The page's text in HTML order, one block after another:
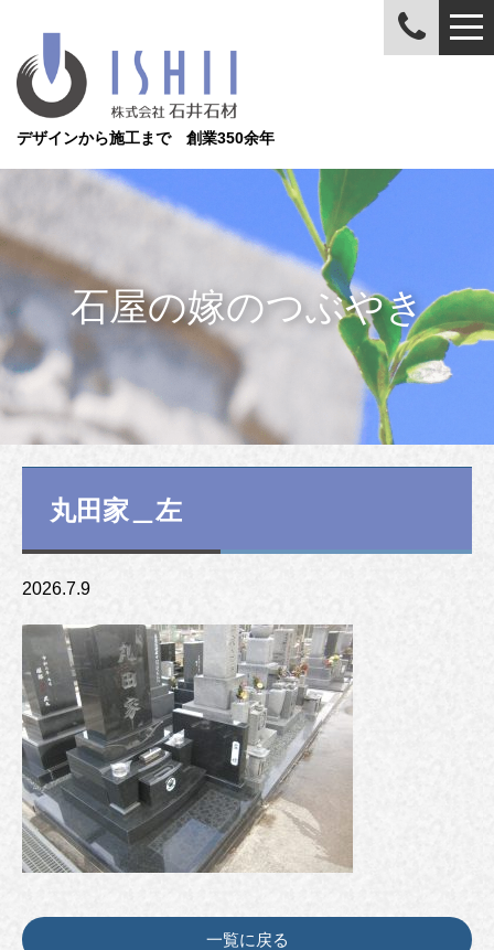
デザインから施工まで 創業350余年
石屋の嫁のつぶやき
丸田家＿左
2026.7.9
一覧に戻る